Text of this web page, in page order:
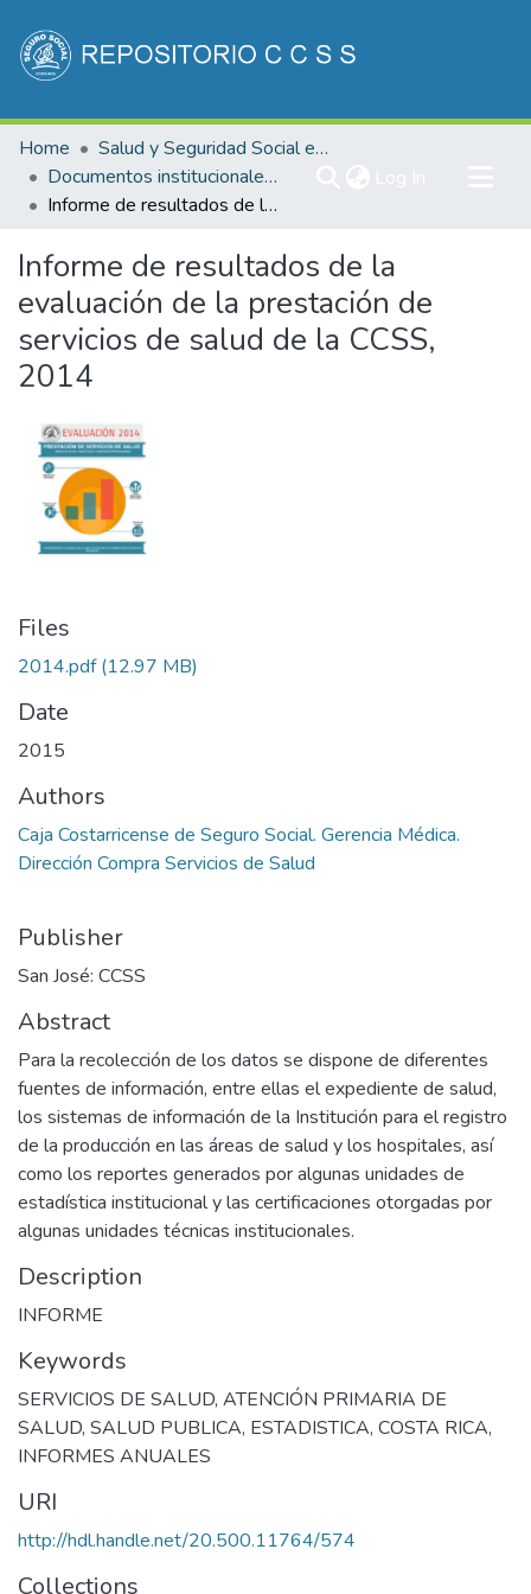
Communities & Collections
All of DSpace
Statistics
Home
Salud y Seguridad Social en Costa Rica
Documentos institucionales DDSS
Informe de resultados de la evaluación de la prestación de servicios de salud de la CCSS, 2014
Informe de resultados de la
evaluación de la prestación de
servicios de salud de la CCSS,
2014
Files
2014.pdf(12.97 MB)
Date
2015
Authors
Caja Costarricense de Seguro Social. Gerencia Médica.
Dirección Compra Servicios de Salud
Publisher
San José: CCSS
Abstract
Para la recolección de los datos se dispone de diferentes
fuentes de información, entre ellas el expediente de salud,
los sistemas de información de la Institución para el registro
de la producción en las áreas de salud y los hospitales, así
como los reportes generados por algunas unidades de
estadística institucional y las certificaciones otorgadas por
algunas unidades técnicas institucionales.
Description
INFORME
Keywords
SERVICIOS DE SALUD, ATENCIÓN PRIMARIA DE
SALUD, SALUD PUBLICA, ESTADISTICA, COSTA RICA,
INFORMES ANUALES
URI
http://hdl.handle.net/20.500.11764/574
Collections